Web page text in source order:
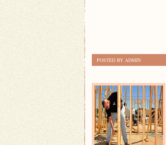
POSTED BY ADMIN